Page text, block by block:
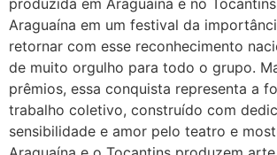
Araguaína em um festival da
retornar com esse reconhecimento
de muito orgulho para todo o grupo.
prêmios, essa conquista representa a
trabalho coletivo, construído com
sensibilidade e amor pelo teatro e